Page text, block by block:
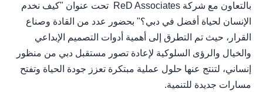
بالتعاون مع شركة ReD Associates تحت عنوان "كيف نخدم
الإنسان لحياة أفضل في دبي؟" بحضور عدد من القادة وصناع
القرار، حيث تم التطرق إلى أهمية أدوات التصميم الإبداعي
والخيال والرؤى السلوكية لإعادة تصور مستقبل دبي من منظور
إنساني، لتنتج عنها حلول عملية مبتكرة تعزز جودة الحياة وتفتح
مسارات جديدة للتنمية.